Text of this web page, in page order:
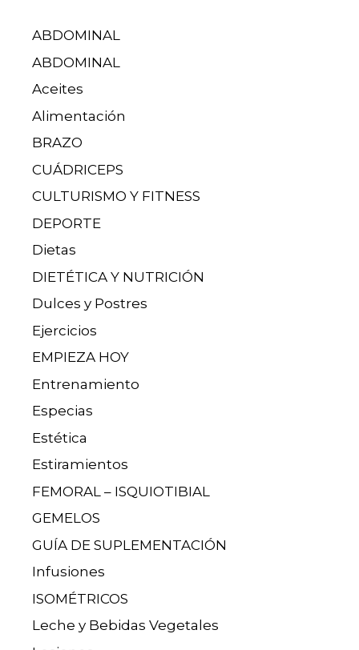
ABDOMINAL
ABDOMINAL
Aceites
Alimentación
BRAZO
CUÁDRICEPS
CULTURISMO Y FITNESS
DEPORTE
Dietas
DIETÉTICA Y NUTRICIÓN
Dulces y Postres
Ejercicios
EMPIEZA HOY
Entrenamiento
Especias
Estética
Estiramientos
FEMORAL – ISQUIOTIBIAL
GEMELOS
GUÍA DE SUPLEMENTACIÓN
Infusiones
ISOMÉTRICOS
Leche y Bebidas Vegetales